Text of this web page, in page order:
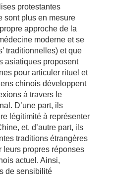
protestantes
sont plus en mesure
approche de la
moderne et se
traditionnelles) et que
asiatiques proposent
pour articuler rituel et
chinois développent
à travers le
D’une part, ils
légitimité à représenter
et, d’autre part, ils
traditions étrangères
leurs propres réponses
actuel. Ainsi,
de sensibilité